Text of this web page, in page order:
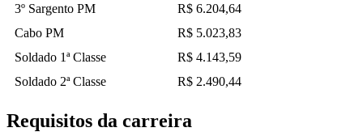
3º Sargento PM
R$ 6.204,64
Cabo PM
R$ 5.023,83
Soldado 1ª Classe
R$ 4.143,59
Soldado 2ª Classe
R$ 2.490,44
Requisitos da carreira